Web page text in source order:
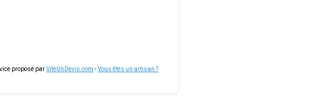
proposé parViteUnDevis.com -Vous êtes un artisan ?